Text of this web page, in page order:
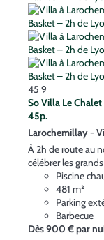
45 9
So Villa Le
45p.
Larochemillay -
À 2h de route au
célébrer les
Piscine
481 m²
Parking
Barbecue
Dès900 €par